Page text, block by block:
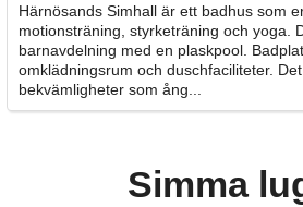
Härnösands Simhall är ett badhus som
motionsträning, styrketräning och yoga.
barnavdelning med en plaskpool.
omklädningsrum och duschfaciliteter.
bekvämligheter som ång...
Simma